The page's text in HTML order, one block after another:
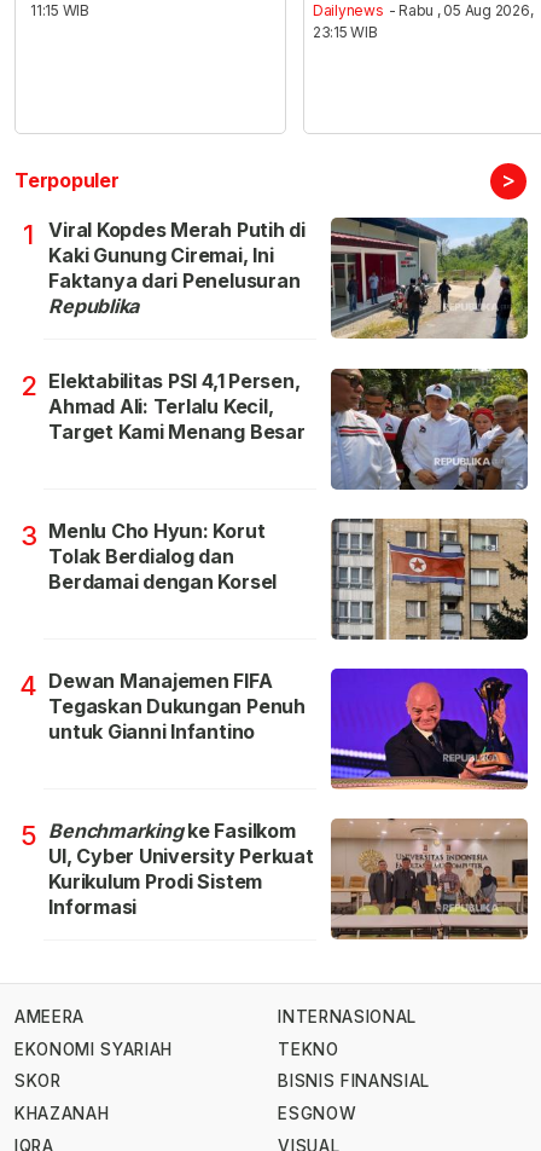
11:15 WIB
Dailynews - Rabu , 05 Aug 2026,
23:15 WIB
Terpopuler >
1
Viral Kopdes Merah Putih di
Kaki Gunung Ciremai, Ini
Faktanya dari Penelusuran
Republika
2 Elektabilitas PSI 4,1 Persen,
Ahmad Ali: Terlalu Kecil,
Target Kami Menang Besar
3 Menlu Cho Hyun: Korut
Tolak Berdialog dan
Berdamai dengan Korsel
4 Dewan Manajemen FIFA
Tegaskan Dukungan Penuh
untuk Gianni Infantino
5 Benchmarkingke Fasilkom
UI, Cyber University Perkuat
Kurikulum Prodi Sistem
Informasi
AMEERA
EKONOMI SYARIAH
SKOR
KHAZANAH
IQRA
INTERNASIONAL
TEKNO
BISNIS FINANSIAL
ESGNOW
VISUAL